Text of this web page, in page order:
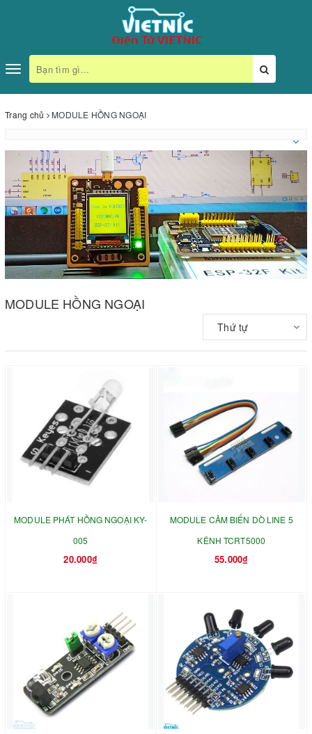
Toggle
navigation
Trang chủ MODULE HỒNG NGOẠI
MODULE HỒNG NGOẠI
Thứ tự
MODULE PHÁT HỒNG NGOẠI KY-
005
20.000₫
MODULE CẢM BIẾN DÒ LINE 5
KÊNH TCRT5000
55.000₫